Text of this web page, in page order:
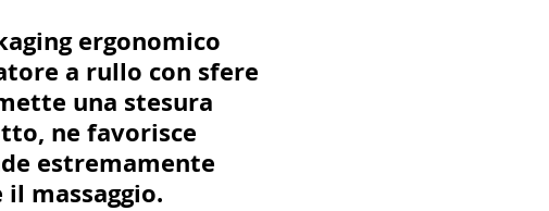
ergonomico
a rullo con sfere
una stesura
ne favorisce
estremamente
massaggio.